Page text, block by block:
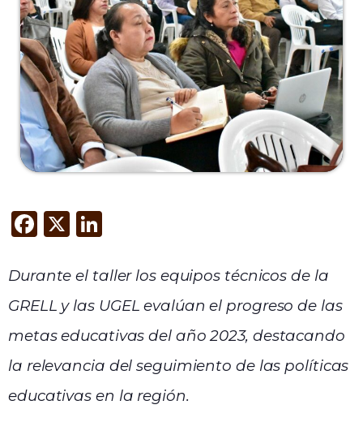
F
a
c
e
b
o
o
k
X
k
e
dI
n
Durante el taller los equipos técnicos de la
GRELL y las UGEL evalúan el progreso de las
metas educativas del año 2023, destacando
la relevancia del seguimiento de las políticas
educativas en la región.